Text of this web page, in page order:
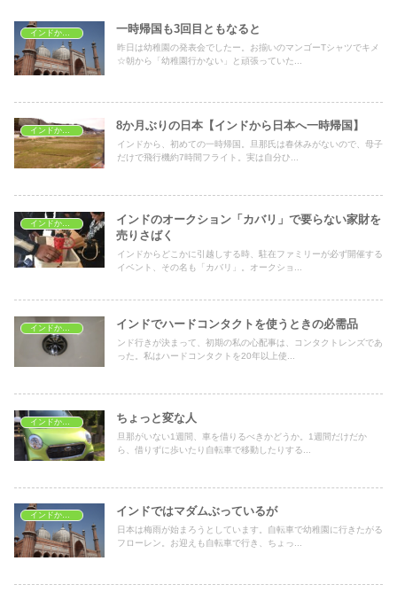
インドから一時帰国 一時帰国も3回目ともなると
昨日は幼稚園の発表会でしたー。お揃いのマンゴーTシャツでキメ
☆朝から「幼稚園行かない」と頑張っていた...
8か月ぶりの日本【インドから日本へ一時帰国】
インドから、初めての一時帰国。旦那氏は春休みがないので、母子
だけで飛行機約7時間フライト。実は自分ひ...
インドから一時帰国
インドのオークション「カバリ」で要らない家財を
売りさばく
インドからどこかに引越しする時、駐在ファミリーが必ず開催する
イベント、その名も「カバリ」。オークショ...
インドから一時帰国 インドでハードコンタクトを使うときの必需品
ンド行きが決まって、初期の私の心配事は、コンタクトレンズであ
った。私はハードコンタクトを20年以上使...
ちょっと変な人
旦那がいない1週間、車を借りるべきかどうか。1週間だけだか
ら、借りずに歩いたり自転車で移動したりする...
インドから一時帰国 インドではマダムぶっているが
日本は梅雨が始まろうとしています。自転車で幼稚園に行きたがる
フローレン。お迎えも自転車で行き、ちょっ...